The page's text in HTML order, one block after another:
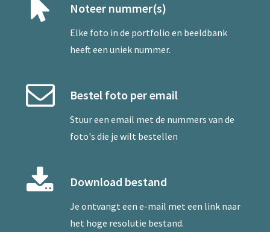
Noteer nummer(s)
Elke foto in de portfolio en beeldbank
heeft een uniek nummer.
Bestel foto per email
Stuur een email met de nummers van de
foto's die je wilt bestellen
Download bestand
Je ontvangt een e-mail met een link naar
het hoge resolutie bestand.